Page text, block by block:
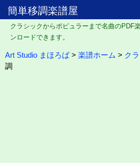
簡単移調楽譜屋
クラシックからポピュラーまで名曲のPDF
ンロードできます。
Art Studio まほろば> 楽譜ホーム > ク
調